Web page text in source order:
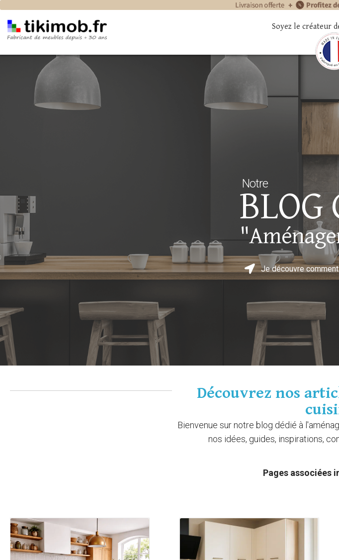
Soyez le créateur
Blog : Aménager sa cuisine
Notre
BLOG
Je découvre
Découvrez nos
Bienvenue sur notre blog dédié à
nos idées, guides, inspirations,
Pages associées